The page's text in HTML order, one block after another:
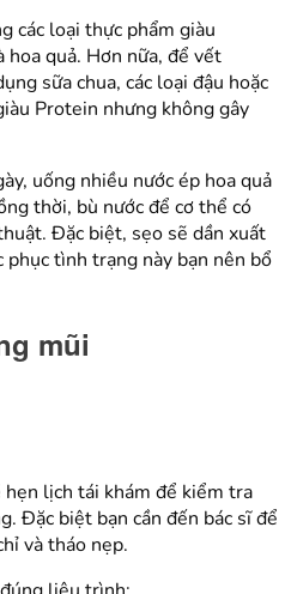
các loại thực phẩm giàu
quả. Hơn nữa, để vết
sữa chua, các loại đậu hoặc
Protein nhưng không gây
uống nhiều nước ép hoa quả
thời, bù nước để cơ thể có
Đặc biệt, sẹo sẽ dần xuất
tình trạng này bạn nên bổ
mũi
lịch tái khám để kiểm tra
Đặc biệt bạn cần đến bác sĩ để
và tháo nẹp.